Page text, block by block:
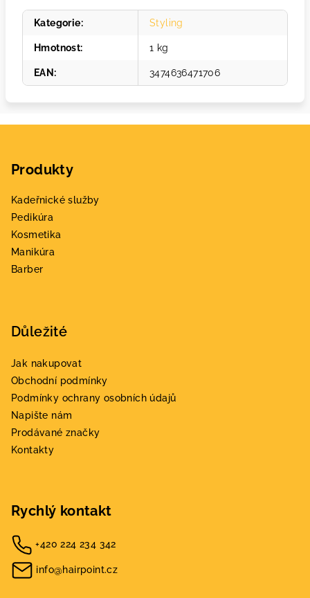
Kategorie: Styling
Hmotnost: 1 kg
EAN : 3474636471706
Produkty
Kadeřnické služby
Pedikúra
Kosmetika
Manikúra
Barber
Důležité
Jak nakupovat
Obchodní podmínky
Podmínky ochrany osobních údajů
Napište nám
Prodávané značky
Kontakty
Rychlý kontakt
+420 224 234 342
info@hairpoint.cz